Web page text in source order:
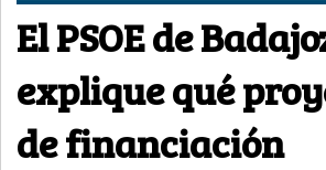
El PSOE de
explique qué
de financiación